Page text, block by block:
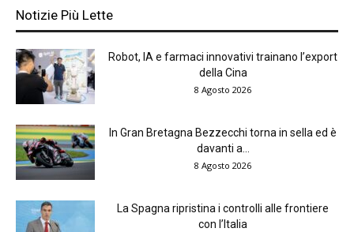
Notizie Più Lette
Robot, IA e farmaci innovativi trainano l’export
della Cina
8 Agosto 2026
In Gran Bretagna Bezzecchi torna in sella ed è
davanti a...
8 Agosto 2026
La Spagna ripristina i controlli alle frontiere
con l’Italia